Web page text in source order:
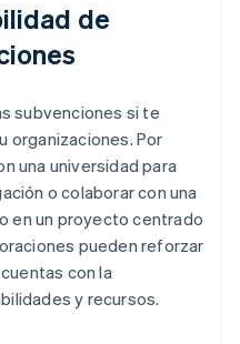
de
subvenciones si te
organizaciones. Por
una universidad para
o colaborar con una
en un proyecto centrado
pueden reforzar
con la
y recursos.